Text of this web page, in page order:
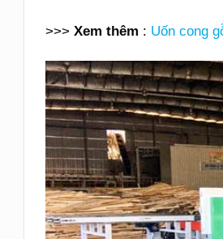
>>>Xem thêm : Uốn cong